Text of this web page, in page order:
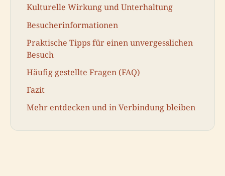
Kulturelle Wirkung und Unterhaltung
Besucherinformationen
Praktische Tipps für einen unvergesslichen
Besuch
Häufig gestellte Fragen (FAQ)
Fazit
Mehr entdecken und in Verbindung bleiben